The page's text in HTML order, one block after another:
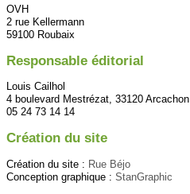
OVH
2 rue Kellermann
59100 Roubaix
Responsable éditorial
Louis Cailhol
4 boulevard Mestrézat, 33120 Arcachon
05 24 73 14 14
Création du site
Création du site : Rue Béjo
Conception graphique : StanGraphic